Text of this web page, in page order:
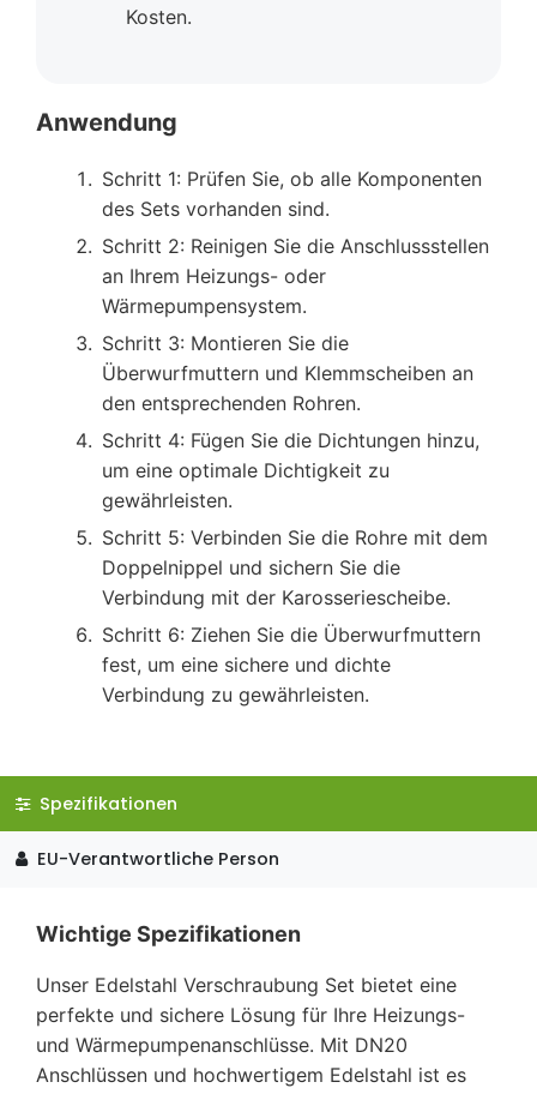
Kosten.
Anwendung
Schritt 1: Prüfen Sie, ob alle Komponenten
des Sets vorhanden sind.
Schritt 2: Reinigen Sie die Anschlussstellen
an Ihrem Heizungs- oder
Wärmepumpensystem.
Schritt 3: Montieren Sie die
Überwurfmuttern und Klemmscheiben an
den entsprechenden Rohren.
Schritt 4: Fügen Sie die Dichtungen hinzu,
um eine optimale Dichtigkeit zu
gewährleisten.
Schritt 5: Verbinden Sie die Rohre mit dem
Doppelnippel und sichern Sie die
Verbindung mit der Karosseriescheibe.
Schritt 6: Ziehen Sie die Überwurfmuttern
fest, um eine sichere und dichte
Verbindung zu gewährleisten.
Spezifikationen
EU-Verantwortliche Person
Wichtige Spezifikationen
Unser Edelstahl Verschraubung Set bietet eine
perfekte und sichere Lösung für Ihre Heizungs-
und Wärmepumpenanschlüsse. Mit DN20
Anschlüssen und hochwertigem Edelstahl ist es